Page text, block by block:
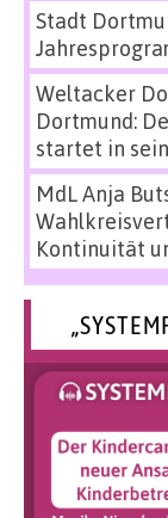
Stadt
Weltacker
Dortmund:
startet in
MdL Anja
Kontinuität